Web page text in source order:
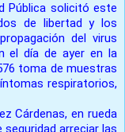
Pública solicitó este
de libertad y los
del virus
el día de ayer en la
toma de muestras
respiratorios,
Cárdenas, en rueda
arreciar las